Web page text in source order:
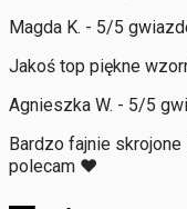
Magda K. - 5/5
Jakoś top piękne
Agnieszka W. - 5/5
Bardzo fajnie
polecam ❤️